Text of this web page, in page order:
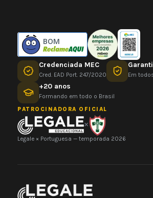
BOM
Credenciada MEC
Cred. EAD Port. 247/2020 Em
+20 anos
Formando em todo o Brasil
PATROCINADORA OFICIAL
×
Legale × Portuguesa — temporada 2026